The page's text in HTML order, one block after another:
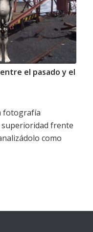
el pasado y el
fotografía
superioridad frente
como